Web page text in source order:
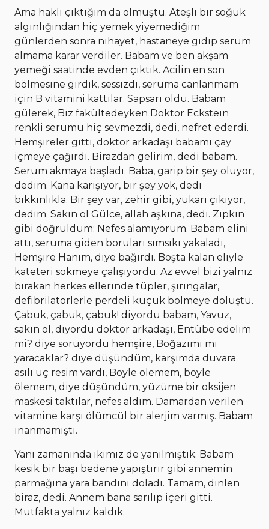
Ama haklı çıktığım da olmuştu. Ateşli bir soğuk
algınlığından hiç yemek yiyemediğim
günlerden sonra nihayet, hastaneye gidip serum
almama karar verdiler. Babam ve ben akşam
yemeği saatinde evden çıktık. Acilin en son
bölmesine girdik, sessizdi, seruma canlanmam
için B vitamini kattılar. Sapsarı oldu. Babam
gülerek, Biz fakültedeyken Doktor Eckstein
renkli serumu hiç sevmezdi, dedi, nefret ederdi.
Hemşireler gitti, doktor arkadaşı babamı çay
içmeye çağırdı. Birazdan gelirim, dedi babam.
Serum akmaya başladı. Baba, garip bir şey oluyor,
dedim. Kana karışıyor, bir şey yok, dedi
bıkkınlıkla. Bir şey var, zehir gibi, yukarı çıkıyor,
dedim. Sakin ol Gülce, allah aşkına, dedi. Zıpkın
gibi doğruldum: Nefes alamıyorum. Babam elini
attı, seruma giden boruları sımsıkı yakaladı,
Hemşire Hanım, diye bağırdı. Boşta kalan eliyle
kateteri sökmeye çalışıyordu. Az evvel bizi yalnız
bırakan herkes ellerinde tüpler, şırıngalar,
defibrilatörlerle perdeli küçük bölmeye doluştu.
Çabuk, çabuk, çabuk! diyordu babam, Yavuz,
sakin ol, diyordu doktor arkadaşı, Entübe edelim
mi? diye soruyordu hemşire, Boğazımı mı
yaracaklar? diye düşündüm, karşımda duvara
asılı üç resim vardı, Böyle ölemem, böyle
ölemem, diye düşündüm, yüzüme bir oksijen
maskesi taktılar, nefes aldım. Damardan verilen
vitamine karşı ölümcül bir alerjim varmış. Babam
inanmamıştı.
Yani zamanında ikimiz de yanılmıştık. Babam
kesik bir başı bedene yapıştırır gibi annemin
parmağına yara bandını doladı. Tamam, dinlen
biraz, dedi. Annem bana sarılıp içeri gitti.
Mutfakta yalnız kaldık.